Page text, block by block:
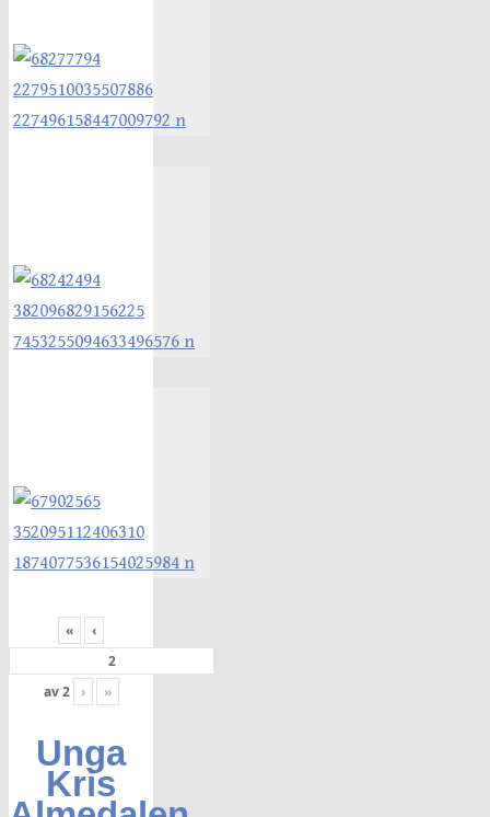
« ‹
av2 › »
Unga
Kris